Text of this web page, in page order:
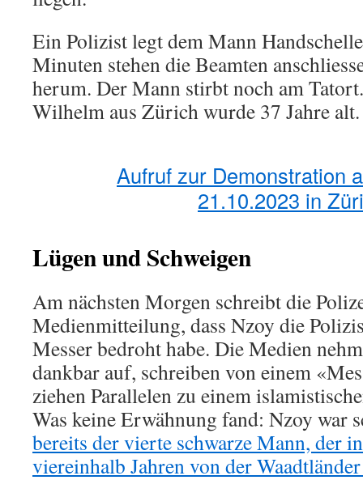
Ein Polizist legt dem Mann
Minuten stehen die Beamten
herum. Der Mann stirbt noch am
Wilhelm aus Zürich wurde 37 Jahre alt.
Aufruf zur Demonstration
21.10.2023 in
Lügen und Schweigen
Am nächsten Morgen schreibt die
Medienmitteilung, dass Nzoy die
Messer bedroht habe. Die Medien
dankbar auf, schreiben von einem
ziehen Parallelen zu einem
Was keine Erwähnung fand: Nzoy war
bereits der vierte schwarze Mann, der
viereinhalb Jahren von der